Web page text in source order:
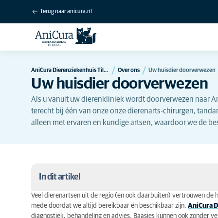
Terug naar anicura.nl
AniCura Dierenziekenhuis Tilburg Over ons Uw huisdier doorverwezen
Uw huisdier doorverwezen
Als u vanuit uw dierenkliniek wordt doorverwezen naar
terecht bij één van onze onze dierenarts-chirurgen,
alleen met ervaren en kundige artsen, waardoor we de
In dit artikel
Voor dierenartsen
Veel dierenartsen uit de regio (en ook daarbuiten) vertrouwen de
mede doordat we altijd bereikbaar én beschikbaar zijn. AniCura
diagnostiek, behandeling en advies. Baasjes kunnen ook zonder